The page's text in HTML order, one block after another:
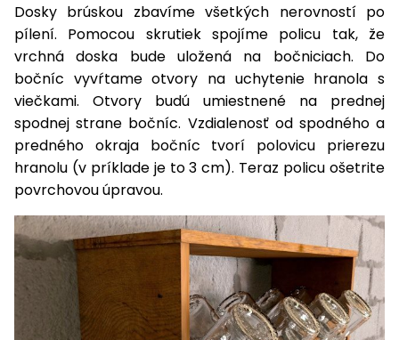
Dosky brúskou zbavíme všetkých nerovností po
pílení. Pomocou skrutiek spojíme policu tak, že
vrchná doska bude uložená na bočniciach. Do
bočníc vyvŕtame otvory na uchytenie hranola s
viečkami. Otvory budú umiestnené na prednej
spodnej strane bočníc. Vzdialenosť od spodného a
predného okraja bočníc tvorí polovicu prierezu
hranolu (v príklade je to 3 cm). Teraz policu ošetrite
povrchovou úpravou.